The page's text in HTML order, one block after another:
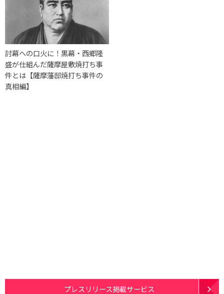
討幕への口火に！黒幕・西郷隆
盛が仕組んだ薩摩屋敷焼打ち事
件とは【薩摩藩邸焼打ち事件の
真相編】
プレスリリース掲載サービス